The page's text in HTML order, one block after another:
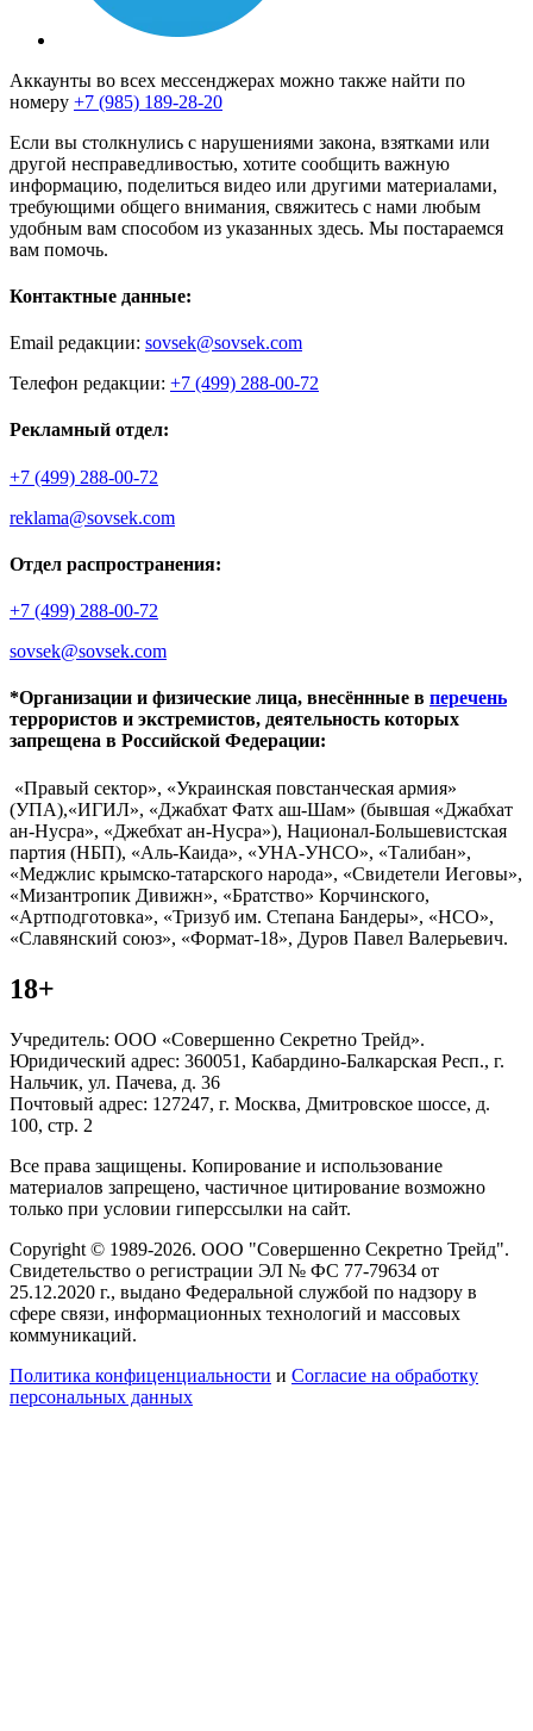
Аккаунты во всех мессенджерах можно также найти по
номеру +7 (985) 189-28-20
Если вы столкнулись с нарушениями закона, взятками или
другой несправедливостью, хотите сообщить важную
информацию, поделиться видео или другими материалами,
требующими общего внимания, свяжитесь с нами любым
удобным вам способом из указанных здесь. Мы постараемся
вам помочь.
Контактные данные:
Email редакции: sovsek@sovsek.com
Телефон редакции: +7 (499) 288-00-72
Рекламный отдел:
+7 (499) 288-00-72
reklama@sovsek.com
Отдел распространения:
+7 (499) 288-00-72
sovsek@sovsek.com
*Организации и физические лица, внесённные в перечень
террористов и экстремистов, деятельность которых
запрещена в Российской Федерации:
«Правый сектор», «Украинская повстанческая армия»
(УПА),«ИГИЛ», «Джабхат Фатх аш-Шам» (бывшая «Джабхат
ан-Нусра», «Джебхат ан-Нусра»), Национал-Большевистская
партия (НБП), «Аль-Каида», «УНА-УНСО», «Талибан»,
«Меджлис крымско-татарского народа», «Свидетели Иеговы»,
«Мизантропик Дивижн», «Братство» Корчинского,
«Артподготовка», «Тризуб им. Степана Бандеры», «НСО»,
«Славянский союз», «Формат-18», Дуров Павел Валерьевич.
18+
Учредитель: ООО «Совершенно Секретно Трейд».
Юридический адрес: 360051, Кабардино-Балкарская Респ., г.
Нальчик, ул. Пачева, д. 36
Почтовый адрес: 127247, г. Москва, Дмитровское шоссе, д.
100, стр. 2
Все права защищены. Копирование и использование
материалов запрещено, частичное цитирование возможно
только при условии гиперссылки на сайт.
Copyright © 1989-2026. ООО "Совершенно Секретно Трейд".
Свидетельство о регистрации ЭЛ № ФС 77-79634 от
25.12.2020 г., выдано Федеральной службой по надзору в
сфере связи, информационных технологий и массовых
коммуникаций.
Политика конфиценциальности и Согласие на обработку
персональных данных